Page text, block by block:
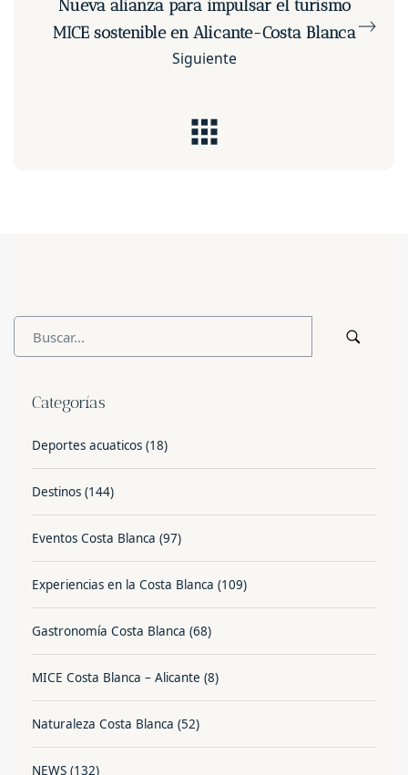
Nueva alianza para impulsar el turismo
MICE sostenible en Alicante-Costa Blanca
Siguiente
Categorías
Deportes acuaticos (18)
Destinos (144)
Eventos Costa Blanca (97)
Experiencias en la Costa Blanca (109)
Gastronomía Costa Blanca (68)
MICE Costa Blanca – Alicante (8)
Naturaleza Costa Blanca (52)
NEWS (132)